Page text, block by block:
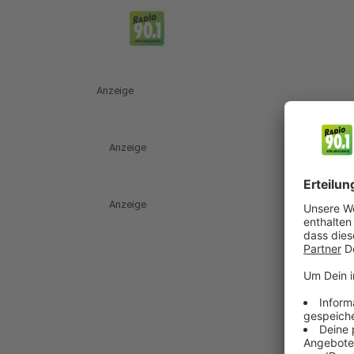
Anzeige
Anzeige
Anzeige